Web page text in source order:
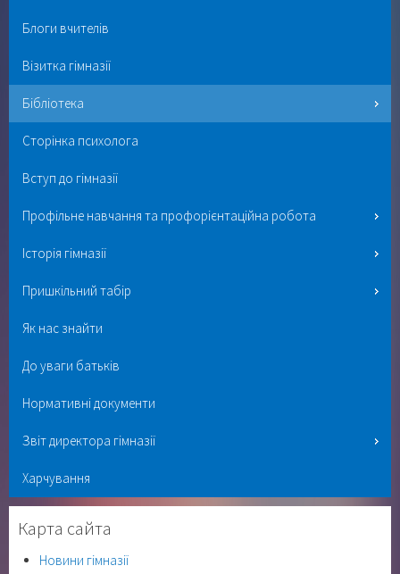
Блоги вчителів
Візитка гімназії
Бібліотека
Сторінка психолога
Вступ до гімназії
Профільне навчання та профорієнтаційна робота
Історія гімназії
Пришкільний табір
Як нас знайти
До уваги батьків
Нормативні документи
Звіт директора гімназії
Харчування
Карта сайта
Новини гімназії